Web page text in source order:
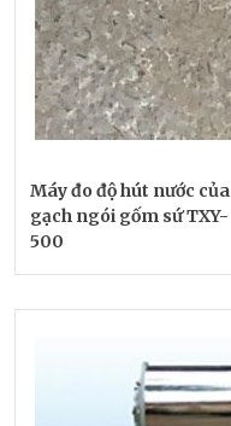
Máy đo độ hút nước của
gạch ngói gốm sứ TXY-
500